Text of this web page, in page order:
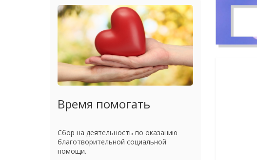
Время помогать
Сбор на деятельность по оказанию
благотворительной социальной
помощи.